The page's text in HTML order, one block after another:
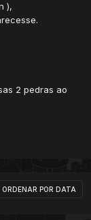
),
2 pedras ao
ORDENAR POR DATA